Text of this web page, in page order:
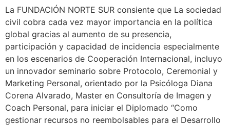
La FUNDACIÓN NORTE SUR consiente que La sociedad
civil cobra cada vez mayor importancia en la política
global gracias al aumento de su presencia,
participación y capacidad de incidencia especialmente
en los escenarios de Cooperación Internacional, incluyo
un innovador seminario sobre Protocolo, Ceremonial y
Marketing Personal, orientado por la Psicóloga Diana
Corena Alvarado, Master en Consultoría de Imagen y
Coach Personal, para iniciar el Diplomado “Como
gestionar recursos no reembolsables para el Desarrollo